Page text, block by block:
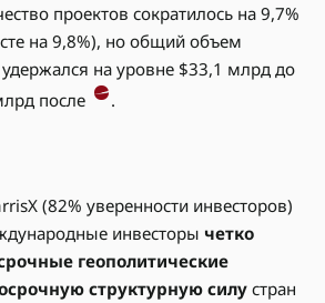
проектов сократилось на 9,7%
на 9,8%), но общий объем
удержался на уровне $33,1 млрд до
после
.
(82% уверенности инвесторов)
инвесторы четко
геополитические
структурную силу стран